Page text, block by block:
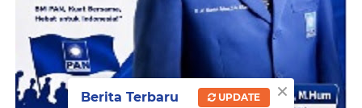
×
Berita Terbaru UPDATE